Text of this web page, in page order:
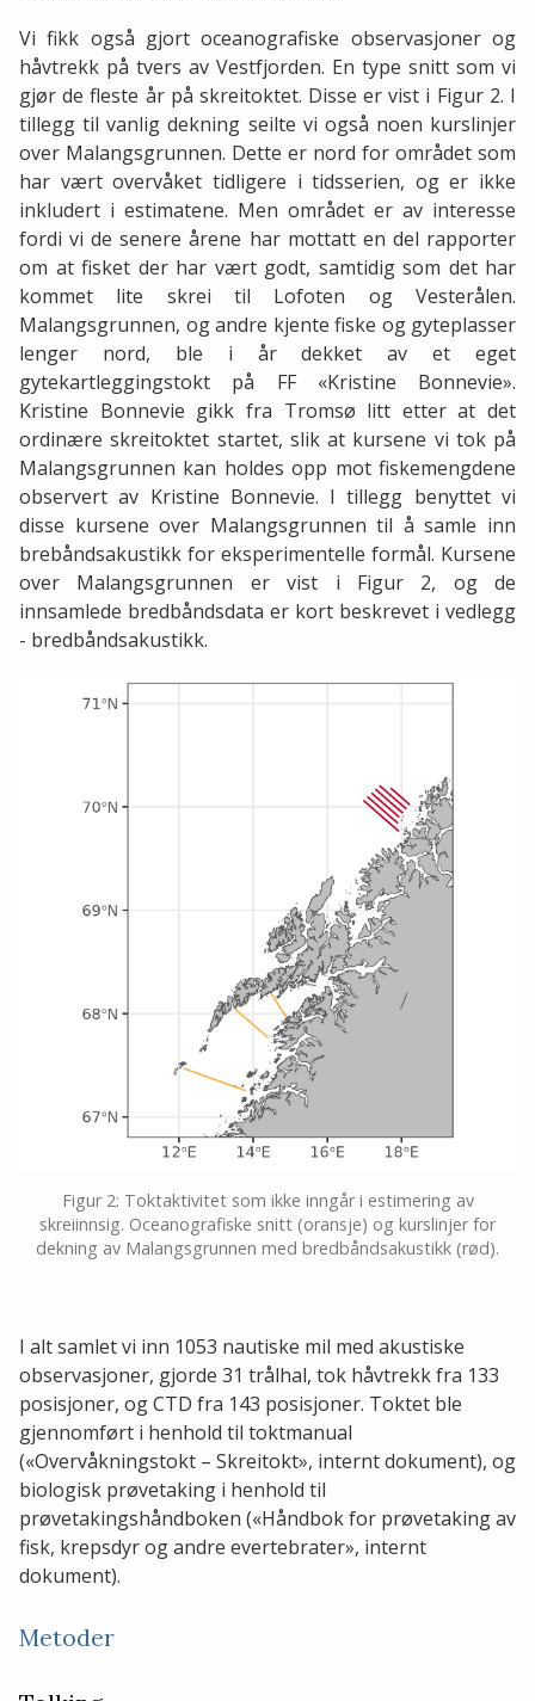
Vi fikk også gjort oceanografiske observasjoner og
håvtrekk på tvers av Vestfjorden. En type snitt som vi
gjør de fleste år på skreitoktet. Disse er vist i Figur 2. I
tillegg til vanlig dekning seilte vi også noen kurslinjer
over Malangsgrunnen. Dette er nord for området som
har vært overvåket tidligere i tidsserien, og er ikke
inkludert i estimatene. Men området er av interesse
fordi vi de senere årene har mottatt en del rapporter
om at fisket der har vært godt, samtidig som det har
kommet lite skrei til Lofoten og Vesterålen.
Malangsgrunnen, og andre kjente fiske og gyteplasser
lenger nord, ble i år dekket av et eget
gytekartleggingstokt på FF «Kristine Bonnevie».
Kristine Bonnevie gikk fra Tromsø litt etter at det
ordinære skreitoktet startet, slik at kursene vi tok på
Malangsgrunnen kan holdes opp mot fiskemengdene
observert av Kristine Bonnevie. I tillegg benyttet vi
disse kursene over Malangsgrunnen til å samle inn
brebåndsakustikk for eksperimentelle formål. Kursene
over Malangsgrunnen er vist i Figur 2, og de
innsamlede bredbåndsdata er kort beskrevet i vedlegg
- bredbåndsakustikk.
Figur 2: Toktaktivitet som ikke inngår i estimering av
skreiinnsig. Oceanografiske snitt (oransje) og kurslinjer for
dekning av Malangsgrunnen med bredbåndsakustikk (rød).
I alt samlet vi inn 1053 nautiske mil med akustiske
observasjoner, gjorde 31 trålhal, tok håvtrekk fra 133
posisjoner, og CTD fra 143 posisjoner. Toktet ble
gjennomført i henhold til toktmanual
(«Overvåkningstokt – Skreitokt», internt dokument), og
biologisk prøvetaking i henhold til
prøvetakingshåndboken («Håndbok for prøvetaking av
fisk, krepsdyr og andre evertebrater», internt
dokument).
Metoder